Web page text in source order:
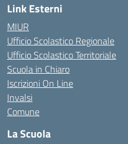
Link Esterni
MIUR
Ufficio Scolastico Regionale
Ufficio Scolastico Territoriale
Scuola in Chiaro
Iscrizioni On Line
Invalsi
Comune
La Scuola